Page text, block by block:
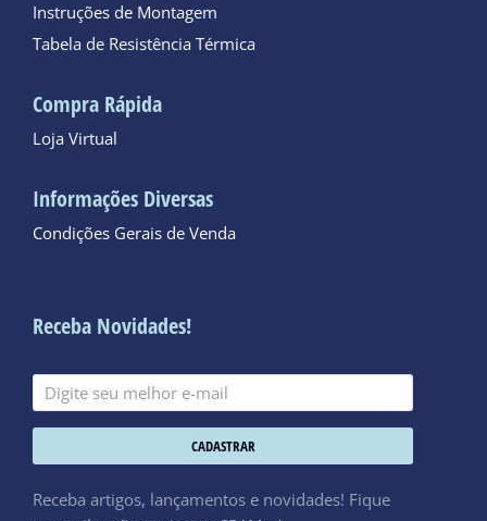
Instruções de Montagem
Tabela de Resistência Térmica
Compra Rápida
Loja Virtual
Informações Diversas
Condições Gerais de Venda
Receba Novidades!
CADASTRAR
Receba artigos, lançamentos e novidades! Fique